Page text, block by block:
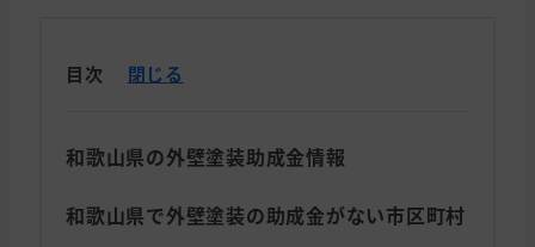
目次 閉じる
和歌山県の外壁塗装助成金情報
和歌山県で外壁塗装の助成金がない市区町村